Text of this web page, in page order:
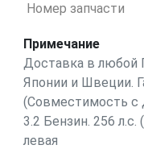
Номер запчасти
Примечание
Доставка в любой
Японии и Швеции.
(Совместимость с
3.2 Бензин. 256
левая